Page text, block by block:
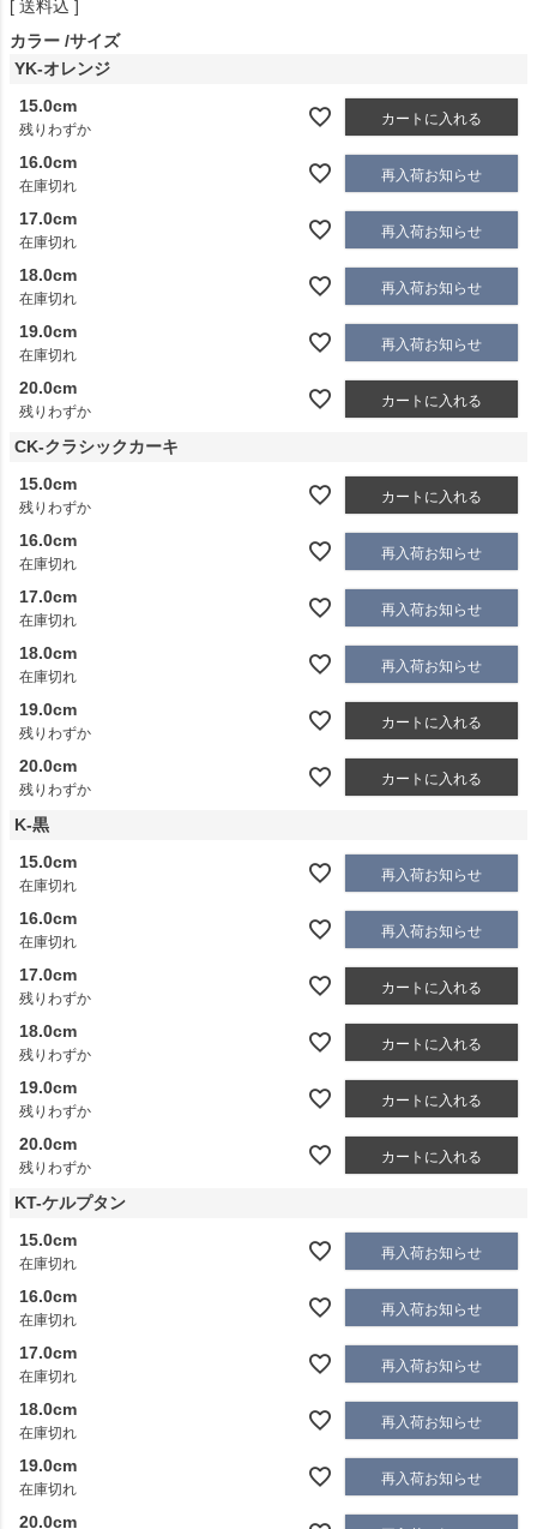
送料込
カラー サイズ
YK-オレンジ
15.0cm
残りわずか
カートに入れる
16.0cm
在庫切れ
再入荷お知らせ
17.0cm
在庫切れ
再入荷お知らせ
18.0cm
在庫切れ
再入荷お知らせ
19.0cm
在庫切れ
再入荷お知らせ
20.0cm
残りわずか
カートに入れる
CK-クラシックカーキ
15.0cm
残りわずか
カートに入れる
16.0cm
在庫切れ
再入荷お知らせ
17.0cm
在庫切れ
再入荷お知らせ
18.0cm
在庫切れ
再入荷お知らせ
19.0cm
残りわずか
カートに入れる
20.0cm
残りわずか
カートに入れる
K-黒
15.0cm
在庫切れ
再入荷お知らせ
16.0cm
在庫切れ
再入荷お知らせ
17.0cm
残りわずか
カートに入れる
18.0cm
残りわずか
カートに入れる
19.0cm
残りわずか
カートに入れる
20.0cm
残りわずか
カートに入れる
KT-ケルプタン
15.0cm
在庫切れ
再入荷お知らせ
16.0cm
在庫切れ
再入荷お知らせ
17.0cm
在庫切れ
再入荷お知らせ
18.0cm
在庫切れ
再入荷お知らせ
19.0cm
在庫切れ
再入荷お知らせ
20.0cm